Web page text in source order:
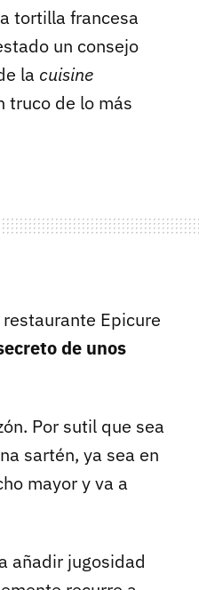
tortilla francesa
un consejo
la cuisine
truco de lo más
Epicure
de unos
Por sutil que sea
sartén, ya sea en
mayor y va a
añadir jugosidad